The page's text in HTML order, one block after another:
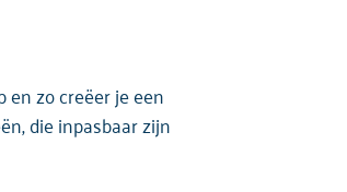
zo creëer je een
die inpasbaar zijn